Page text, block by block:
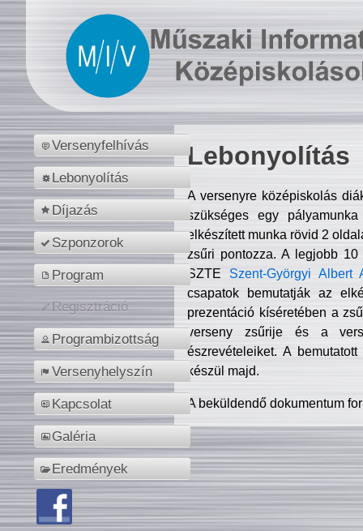
Versenyfelhívás
Lebonyolítás
Díjazás
Szponzorok
Program
Regisztráció
Programbizottság
Versenyhelyszín
Kapcsolat
Galéria
Eredmények
Lebonyolítás
A versenyre középiskolás
szükséges egy
elkészített munka rövid 2
zsűri pontozza. A legjobb
SZTE Szent-Györgyi Albert
csapatok bemutatják az
prezentáció kíséretében a
verseny zsűrije és a
észrevételeiket. A
készül majd.
A beküldendő dokumentum